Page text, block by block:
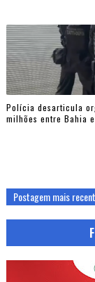
Polícia desarticula
milhões entre Bahia
Postagem mais